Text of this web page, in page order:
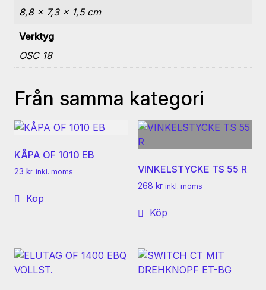
8,8 × 7,3 × 1,5 cm
Verktyg
OSC 18
Från samma kategori
KÅPA OF 1010 EB
23 kr inkl. moms
Köp
VINKELSTYCKE TS 55 R
268 kr inkl. moms
Köp